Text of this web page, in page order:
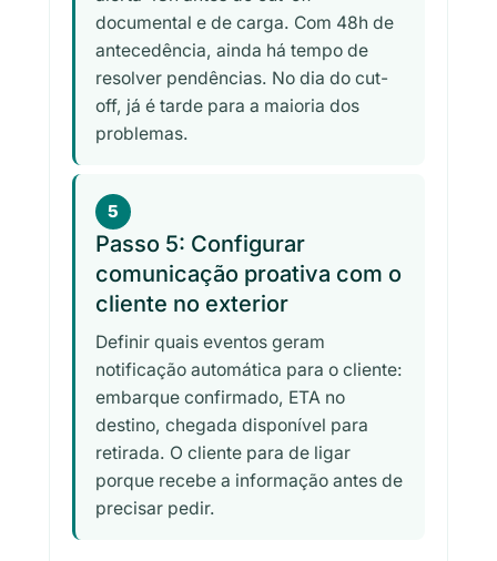
documental e de carga. Com 48h de
antecedência, ainda há tempo de
resolver pendências. No dia do cut-
off, já é tarde para a maioria dos
problemas.
5
Passo 5: Configurar
comunicação proativa com o
cliente no exterior
Definir quais eventos geram
notificação automática para o cliente:
embarque confirmado, ETA no
destino, chegada disponível para
retirada. O cliente para de ligar
porque recebe a informação antes de
precisar pedir.